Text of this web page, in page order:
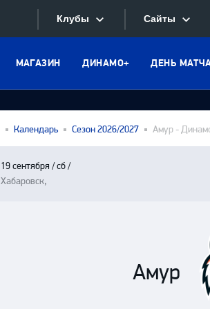
Клубы
Конференция «Запад»
Сайты
МАГАЗИН ДИНАМО+ ДЕНЬ
Календарь Сезон 2026/2027 Амур -
19 сентября / сб /
Хабаровск,
Амур